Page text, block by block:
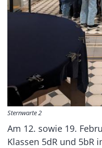
Sternwarte 2
Am 12. sowie 19.
Klassen 5dR und 5bR